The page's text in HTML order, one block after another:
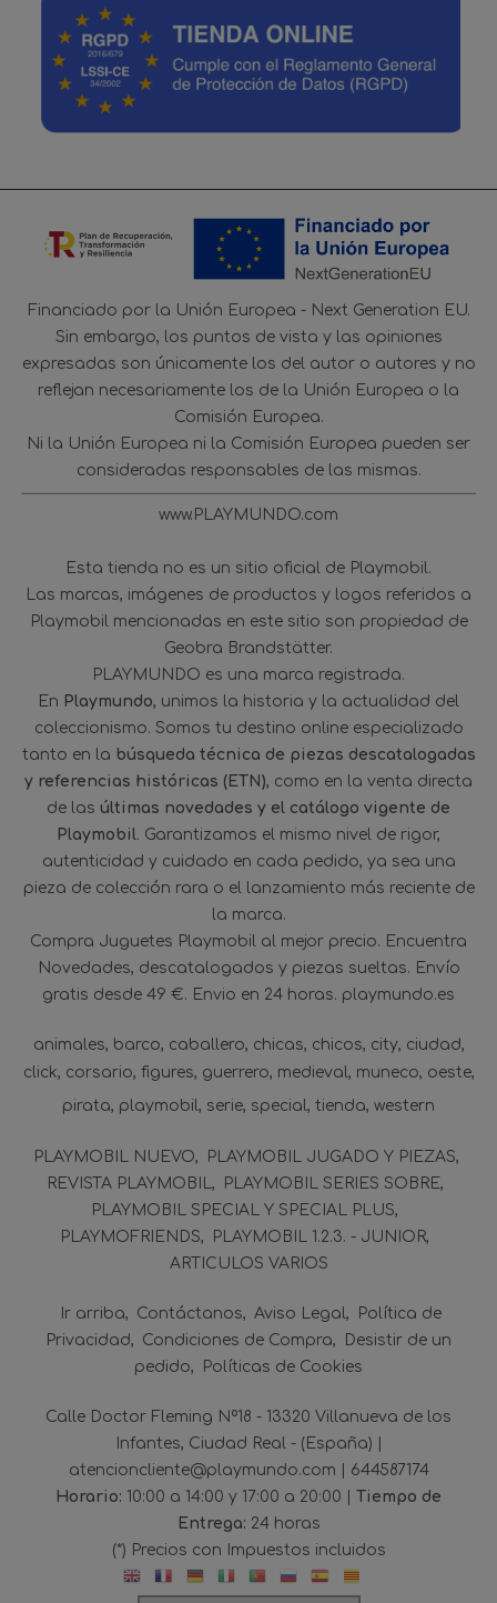
Financiado por la Unión Europea - Next Generation EU.
Sin embargo, los puntos de vista y las opiniones
expresadas son únicamente los del autor o autores y no
reflejan necesariamente los de la Unión Europea o la
Comisión Europea.
Ni la Unión Europea ni la Comisión Europea pueden ser
consideradas responsables de las mismas.
www.PLAYMUNDO.com
Esta tienda no es un sitio oficial de Playmobil.
Las marcas, imágenes de productos y logos referidos a
Playmobil mencionadas en este sitio son propiedad de
Geobra Brandstätter.
PLAYMUNDO es una marca registrada.
En Playmundo, unimos la historia y la actualidad del
coleccionismo. Somos tu destino online especializado
tanto en la búsqueda técnica de piezas descatalogadas
y referencias históricas (ETN), como en la venta directa
de las últimas novedades y el catálogo vigente de
Playmobil. Garantizamos el mismo nivel de rigor,
autenticidad y cuidado en cada pedido, ya sea una
pieza de colección rara o el lanzamiento más reciente de
la marca.
Compra Juguetes Playmobil al mejor precio. Encuentra
Novedades, descatalogados y piezas sueltas. Envío
gratis desde 49 €. Envio en 24 horas. playmundo.es
animales barco caballero chicas chicos city ciudad
click corsario figures guerrero medieval muneco oeste
pirata playmobil serie special tienda western
PLAYMOBIL NUEVO
PLAYMOBIL JUGADO Y PIEZAS
REVISTA PLAYMOBIL
PLAYMOBIL SERIES SOBRE
PLAYMOBIL SPECIAL Y SPECIAL PLUS
PLAYMOFRIENDS
PLAYMOBIL 1.2.3. - JUNIOR
ARTICULOS VARIOS
Ir arriba Contáctanos Aviso Legal
Política de
Privacidad
Condiciones de Compra
Desistir de un
pedido
Políticas de Cookies
Calle Doctor Fleming Nº18 - 13320 Villanueva de los
Infantes, Ciudad Real - (España) |
atencioncliente@playmundo.com | 644587174
Horario: 10:00 a 14:00 y 17:00 a 20:00 | Tiempo de
Entrega: 24 horas
(*) Precios con Impuestos incluidos